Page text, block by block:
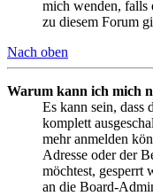
mich wenden, falls
zu diesem Forum
Nach oben
Warum kann ich mich
Es kann sein,
komplett
mehr anmelden
Adresse oder der
möchtest, gesperrt
an die Board-